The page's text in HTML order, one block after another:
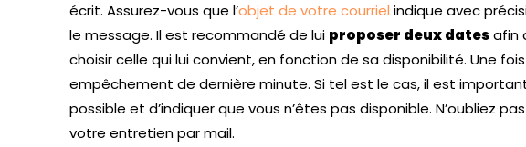
écrit. Assurez-vous que l’objet de votre courriel indique avec
le message. Il est recommandé de lui proposer deux datesafin
choisir celle qui lui convient, en fonction de sa disponibilité. Une
empêchement de dernière minute. Si tel est le cas, il est
possible et d’indiquer que vous n’êtes pas disponible. N’oubliez
votre entretien par mail.